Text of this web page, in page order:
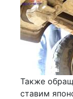
Также
ставим